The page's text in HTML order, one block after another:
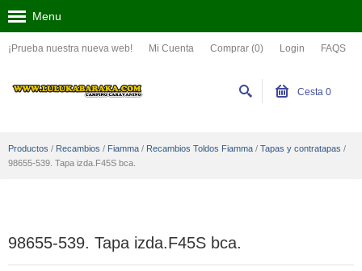
¡Prueba nuestra nueva web! Mi Cuenta Comprar (0) Login FAQS
Menu
Cesta 0
Productos / Recambios / Fiamma / Recambios Toldos Fiamma / Tapas y contratapas /
98655-539. Tapa izda.F45S bca.
98655-539. Tapa izda.F45S bca.